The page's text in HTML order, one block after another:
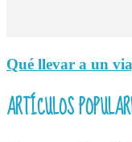
Qué llevar a un
ARTÍCULOS